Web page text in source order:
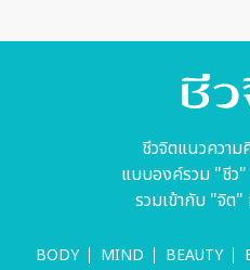
ชีวจิตแนวความ
แบบองค์รวม "ชีว
รวมเข้ากับ "จิต
BODY MIND BEAUTY